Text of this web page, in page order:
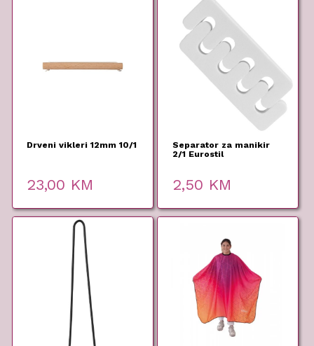
Drveni vikleri 12mm 10/1
23,00 KM
Separator za manikir
2/1 Eurostil
2,50 KM